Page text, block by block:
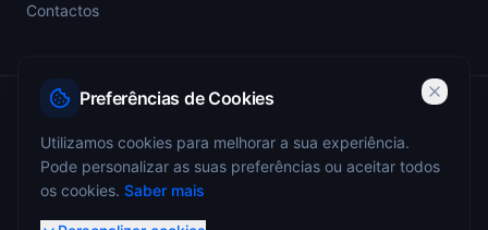
Contactos
ANEPC — Portaria 773/2009 — Registo nº 4349
Preferências de Cookies
Utilizamos cookies para melhorar a sua experiência.
Pode personalizar as suas preferências ou aceitar todos
os cookies. Saber mais